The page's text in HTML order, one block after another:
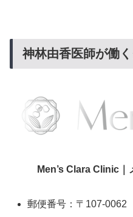
神林由香医師が働
Men’s Clara Clinic｜
郵便番号：〒107-0062